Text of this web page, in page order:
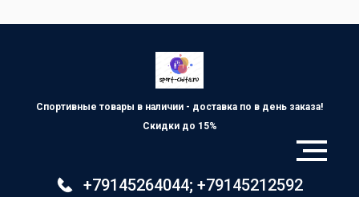
Спортивные товары в наличии - доставка по в день заказа!
Скидки до 15%
+79145264044; +79145212592